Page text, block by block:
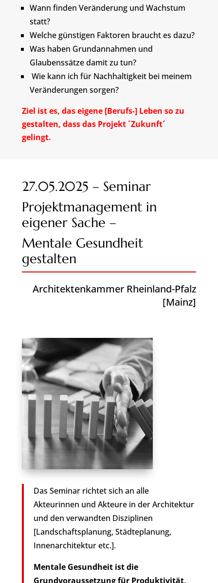
Wann finden Veränderung und Wachstum
statt?
Welche günstigen Faktoren braucht es dazu?
Was haben Grundannahmen und
Glaubenssätze damit zu tun?
Wie kann ich für Nachhaltigkeit bei meinem
Veränderungen sorgen?
Ziel ist es, das eigene [Berufs-] Leben so zu
gestalten, dass das Projekt ´Zukunft´
gelingt.
27.05.2025 – Seminar
Projektmanagement in
eigener Sache –
Mentale Gesundheit
gestalten
Architektenkammer Rheinland-Pfalz
[Mainz]
Das Seminar richtet sich an alle
Akteurinnen und Akteure in der Architektur
und den verwandten Disziplinen
[Landschaftsplanung, Städteplanung,
Innenarchitektur etc.].
Mentale Gesundheit ist die
Grundvoraussetzung für Produktivität,